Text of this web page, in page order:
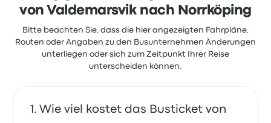
von Valdemarsvik nach Norrköping
Bitte beachten Sie, dass die hier angezeigten Fahrpläne,
Routen oder Angaben zu den Busunternehmen Änderungen
unterliegen oder sich zum Zeitpunkt Ihrer Reise
unterscheiden können.
Wie viel kostet das Busticket von